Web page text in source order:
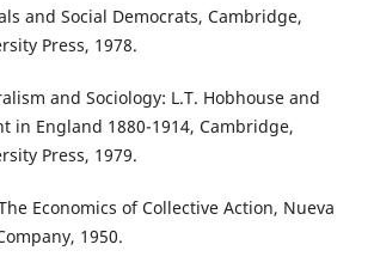
and Social Democrats, Cambridge,
Press, 1978.
and Sociology: L.T. Hobhouse and
in England 1880-1914, Cambridge,
Press, 1979.
Economics of Collective Action, Nueva
1950.